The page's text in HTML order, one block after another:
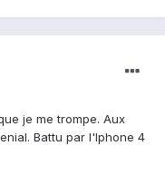
je me trompe. Aux
Battu par l'Iphone 4